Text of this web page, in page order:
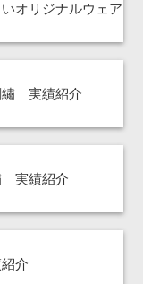
オリジナルウェア
繡 実績紹介
実績紹介
介